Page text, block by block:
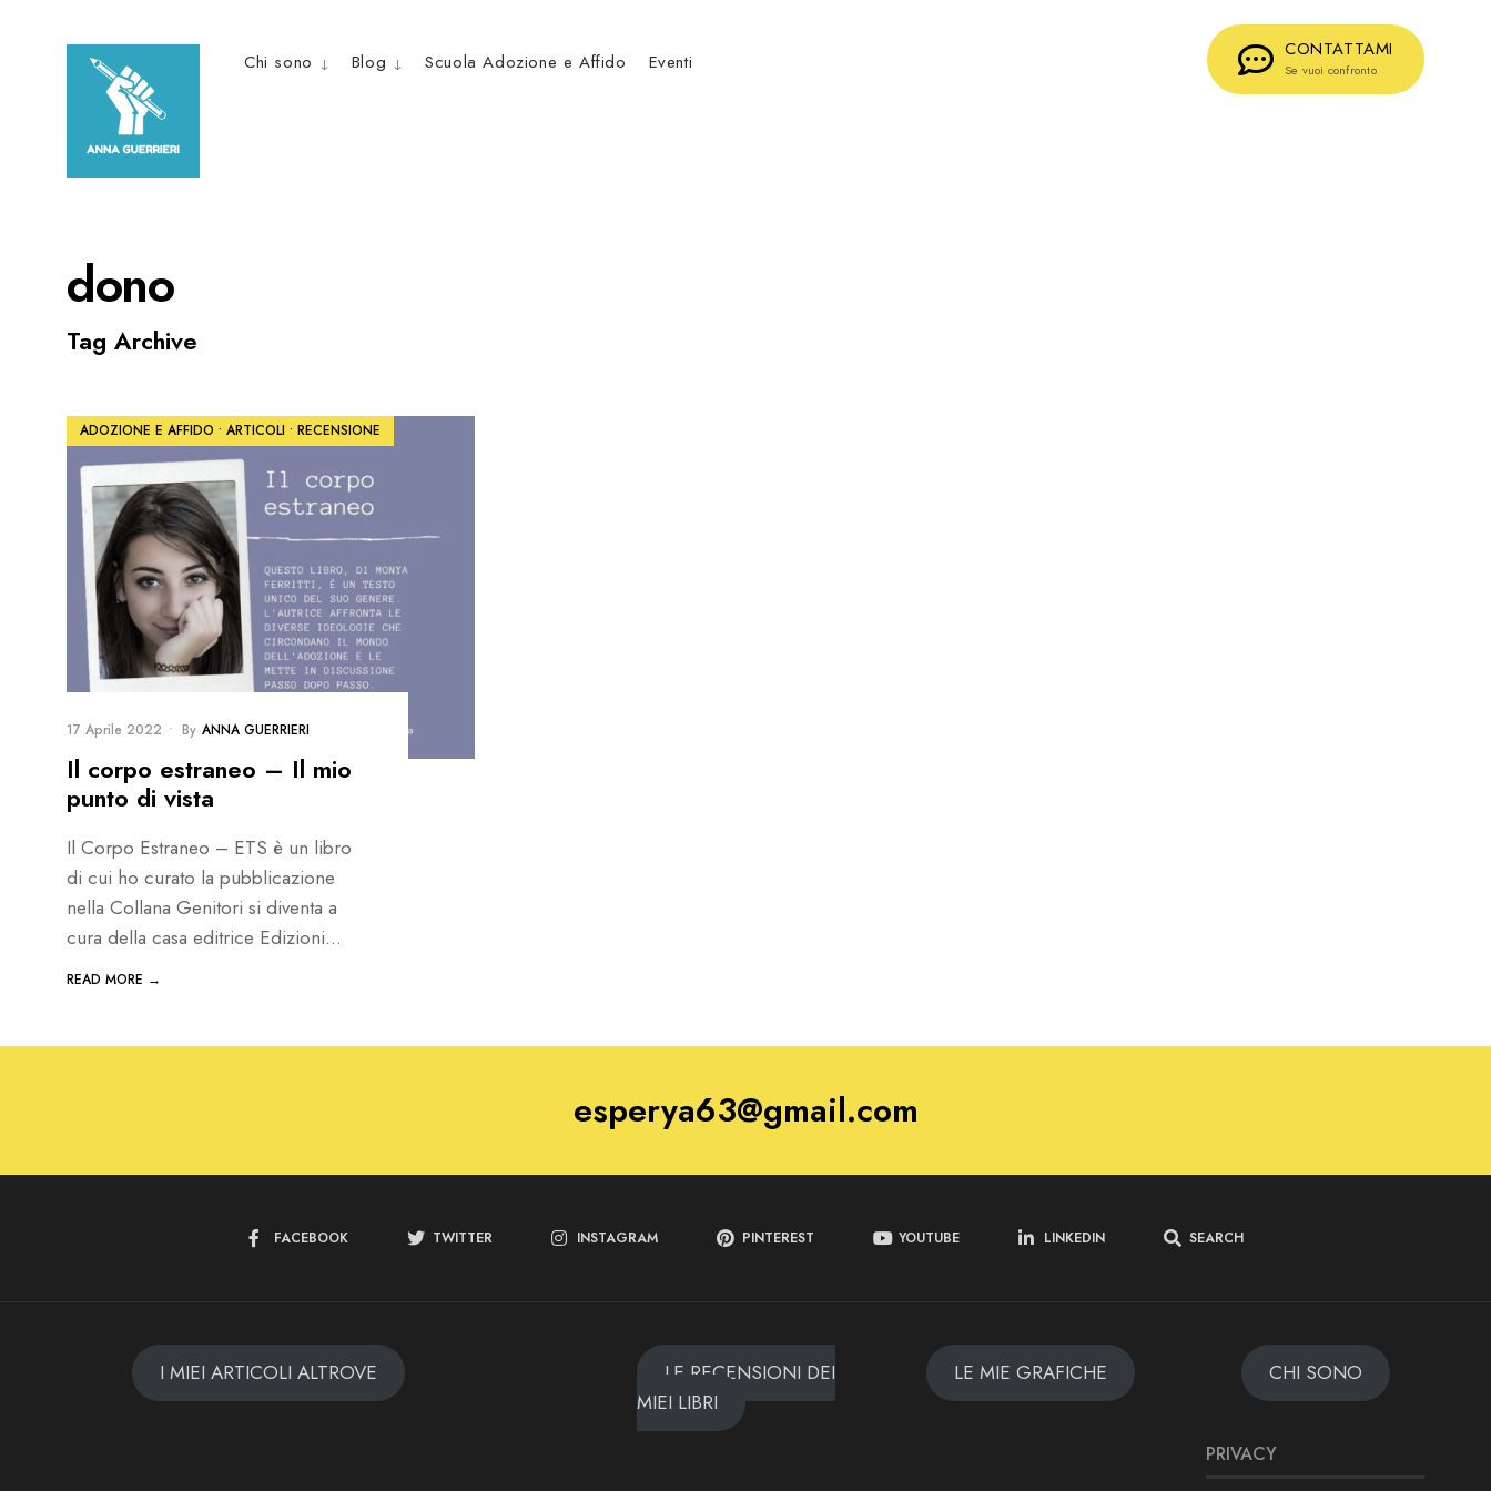
Chi sono Blog Scuola Adozione e Affido Eventi
CONTATTAMI
Se vuoi confronto
dono
Tag Archive
ADOZIONE E AFFIDO • ARTICOLI • RECENSIONE
17 Aprile 2022 • By ANNA GUERRIERI
Il corpo estraneo – Il mio
punto di vista
Il Corpo Estraneo – ETS è un libro
di cui ho curato la pubblicazione
nella Collana Genitori si diventa a
cura della casa editrice Edizioni...
READ MORE →
esperya63@gmail.com
FACEBOOK TWITTER INSTAGRAM PINTEREST YOUTUBE LINKEDIN SEARCH
I MIEI ARTICOLI ALTROVE
LE RECENSIONI DEI
MIEI LIBRI
LE MIE GRAFICHE CHI SONO
PRIVACY